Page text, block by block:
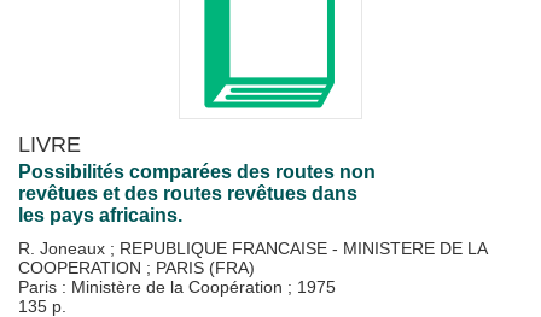
LIVRE
Possibilités comparées des routes non
revêtues et des routes revêtues dans
les pays africains.
R. Joneaux ; REPUBLIQUE FRANCAISE - MINISTERE DE LA
COOPERATION ; PARIS (FRA)
Paris : Ministère de la Coopération ; 1975
135 p.